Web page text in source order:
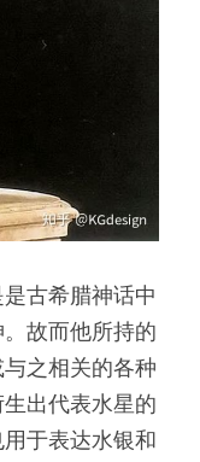
古希腊神话中
故而他所持的
之相关的各种
出代表水星的
于表达水银和